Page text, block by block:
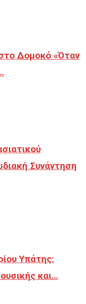
Δομοκό «Όταν
Συνάντηση
Υπάτης:
και…